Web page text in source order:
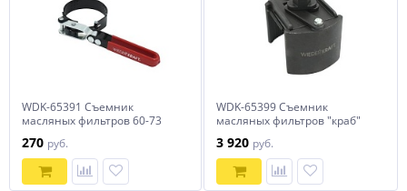
WDK-65391 Съемник
масляных фильтров 60-73
270 руб.
WDK-65399 Съемник
масляных фильтров "краб"
3 920 руб.